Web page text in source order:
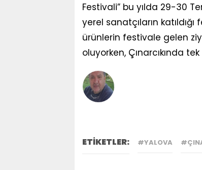
Festivali” bu yılda 29-30
yerel sanatçıların
ürünlerin festivale gelen
oluyorken, Çınarcıkında
ETİKETLER: #YALOVA